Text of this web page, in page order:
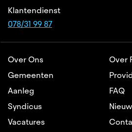
Klantendienst
078/31 99 87
Over Ons
Over
Gemeenten
Aanleg
FAQ
Syndicus
Vacatures